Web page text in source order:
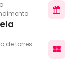
de torres